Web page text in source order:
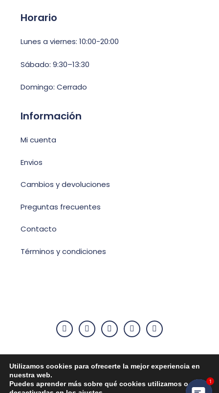
Horario
Lunes a viernes: 10:00-20:00
Sábado: 9:30–13:30
Domingo: Cerrado
Información
Mi cuenta
Envios
Cambios y devoluciones
Preguntas frecuentes
Contacto
Términos y condiciones
Aviso Legal
Política de privacidad
Utilizamos cookies para ofrecerte la mejor experiencia en
nuestra web.
Puedes aprender más sobre qué cookies utilizamos o
1